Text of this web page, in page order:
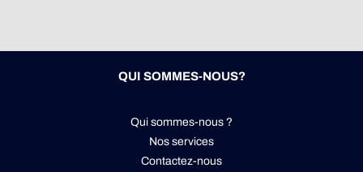
QUI SOMMES-NOUS?
Qui sommes-nous ?
Nos services
Contactez-nous